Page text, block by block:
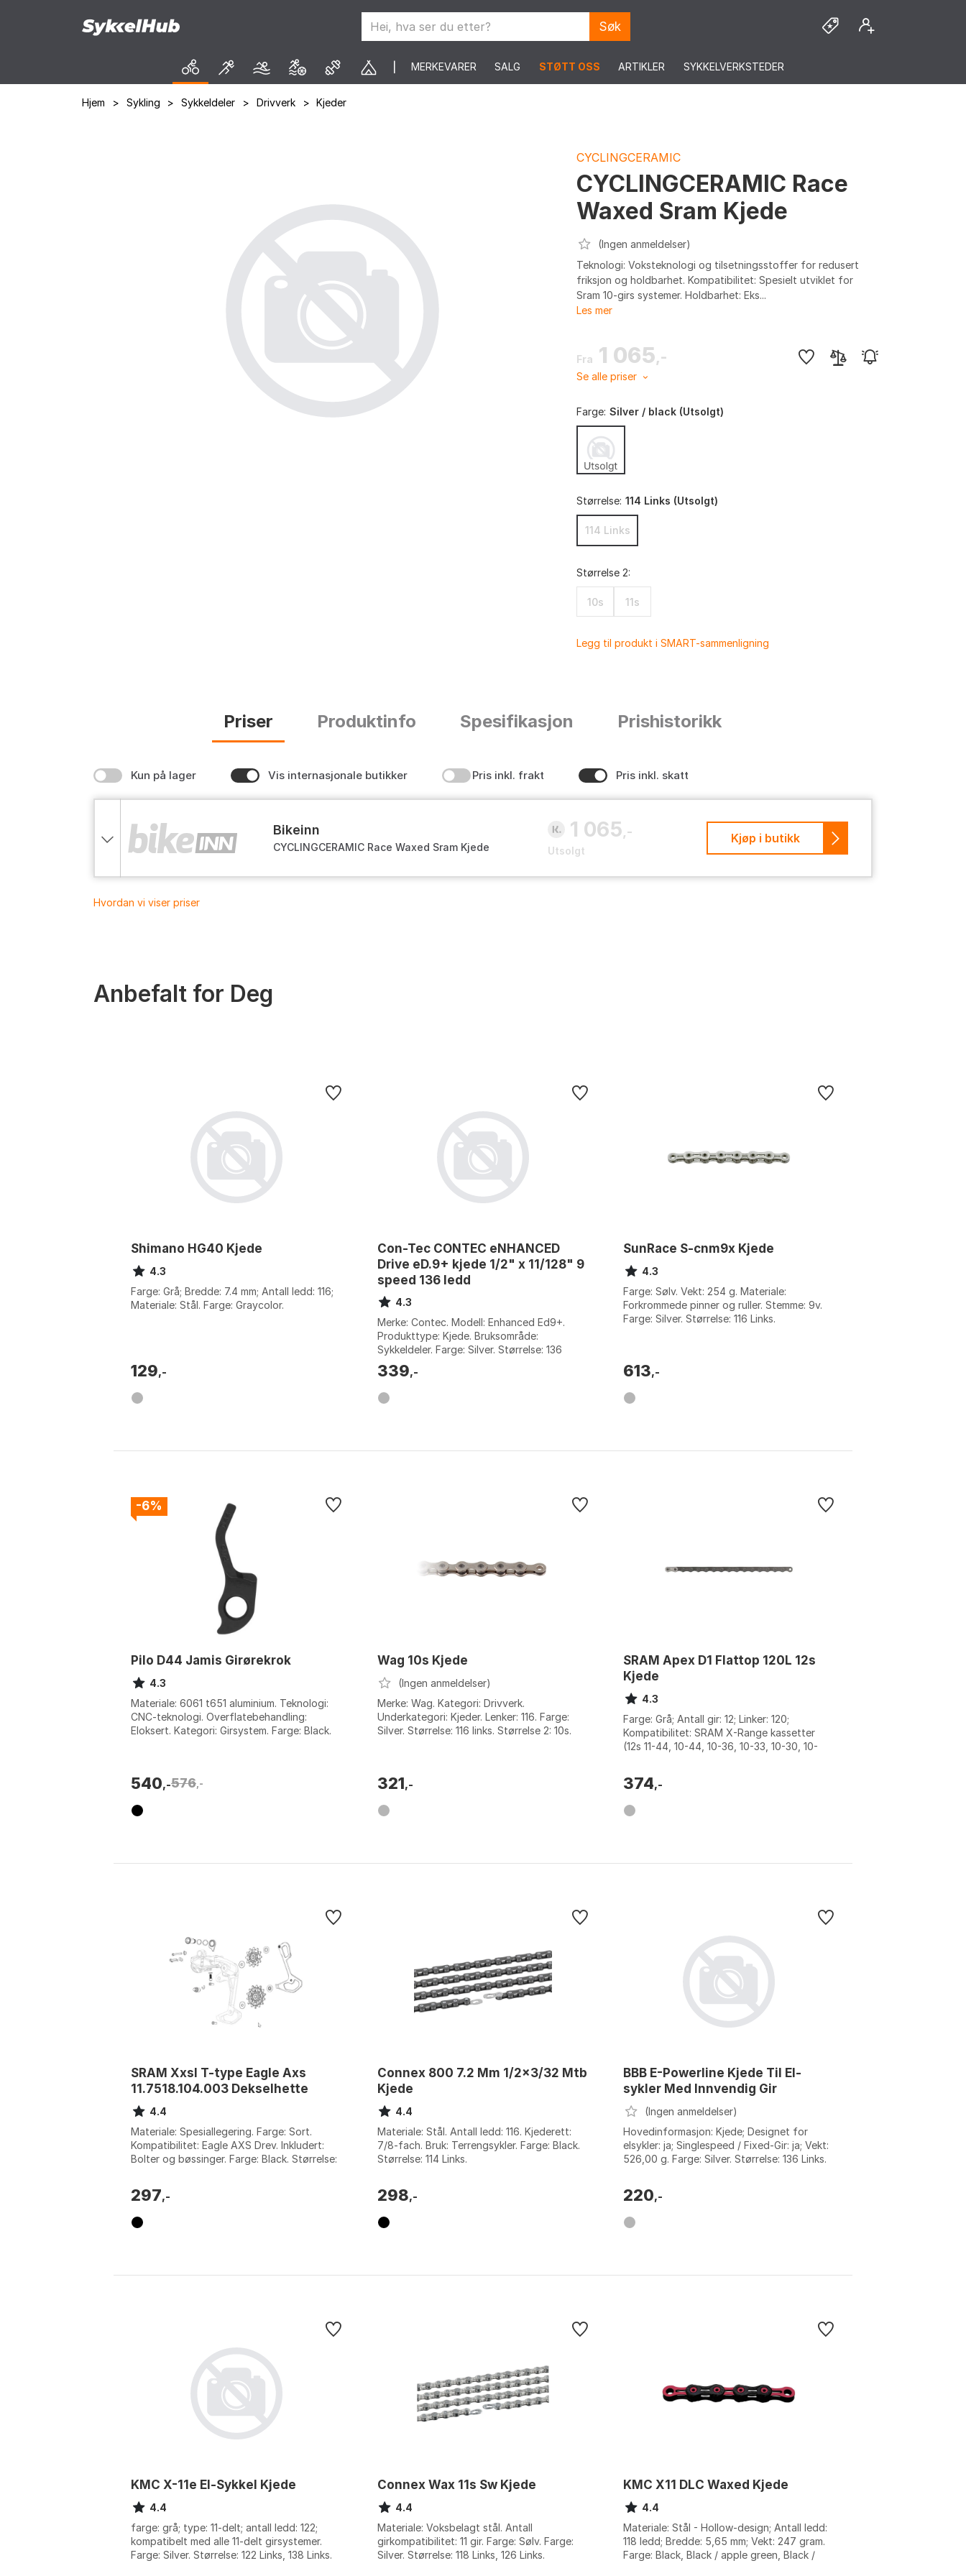
Søk
MERKEVARER SALG STØTT OSS ARTIKLER SYKKELVERKSTEDER
Hjem > Sykling > Sykkeldeler > Drivverk > Kjeder
CYCLINGCERAMIC
CYCLINGCERAMIC Race
Waxed Sram Kjede
(Ingen anmeldelser)
Teknologi: Voksteknologi og tilsetningsstoffer for redusert
friksjon og holdbarhet. Kompatibilitet: Spesielt utviklet for
Sram 10-girs systemer. Holdbarhet: Eks...
Les mer
Fra 1 065,-
Se alle priser
Farge: Silver / black (Utsolgt)
Størrelse: 114 Links (Utsolgt)
114 Links
Størrelse 2:
10s 11s
Legg til produkt i SMART-sammenligning
Priser Produktinfo Spesifikasjon Prishistorikk
Kun på lager Vis internasjonale butikker Pris inkl. frakt Pris inkl. skatt
bikeinn
CYCLINGCERAMIC Race Waxed Sram Kjede
1 065 ,-
Utsolgt
Kjøp i butikk
Hvordan vi viser priser
Anbefalt for Deg
Shimano HG40 Kjede
4.3
Farge: Grå; Bredde: 7.4 mm; Antall ledd: 116;
Materiale: Stål. Farge: Graycolor.
129,-
Con-Tec CONTEC eNHANCED
Drive eD.9+ kjede 1/2" x 11/128" 9
speed 136 ledd
4.3
Merke: Contec. Modell: Enhanced Ed9+.
Produkttype: Kjede. Bruksområde:
Sykkeldeler. Farge: Silver. Størrelse: 136
Links. Størrelse 2: 9s.
339,-
SunRace S-cnm9x Kjede
4.3
Farge: Sølv. Vekt: 254 g. Materiale:
Forkrommede pinner og ruller. Stemme: 9v.
Farge: Silver. Størrelse: 116 Links.
613,-
-6%
Pilo D44 Jamis Girørekrok
4.3
Materiale: 6061 t651 aluminium. Teknologi:
CNC-teknologi. Overflatebehandling:
Eloksert. Kategori: Girsystem. Farge: Black.
540,-576 ,-
Wag 10s Kjede
(Ingen anmeldelser)
Merke: Wag. Kategori: Drivverk.
Underkategori: Kjeder. Lenker: 116. Farge:
Silver. Størrelse: 116 links. Størrelse 2: 10s.
321,-
SRAM Apex D1 Flattop 120L 12s
Kjede
4.3
Farge: Grå; Antall gir: 12; Linker: 120;
Kompatibilitet: SRAM X-Range kassetter
(12s 11-44, 10-44, 10-36, 10-33, 10-30, 10-
374,-
SRAM Xxsl T-type Eagle Axs
11.7518.104.003 Dekselhette
4.4
Materiale: Spesiallegering. Farge: Sort.
Kompatibilitet: Eagle AXS Drev. Inkludert:
Bolter og bøssinger. Farge: Black. Størrelse:
297,-
Connex 800 7.2 Mm 1/2x3/32 Mtb
Kjede
4.4
Materiale: Stål. Antall ledd: 116. Kjederett:
7/8-fach. Bruk: Terrengsykler. Farge: Black.
Størrelse: 114 Links.
298,-
BBB E-Powerline Kjede Til El-
sykler Med Innvendig Gir
(Ingen anmeldelser)
Hovedinformasjon: Kjede; Designet for
elsykler: ja; Singlespeed / Fixed-Gir: ja; Vekt:
526,00 g. Farge: Silver. Størrelse: 136 Links.
220,-
KMC X-11e El-Sykkel Kjede
4.4
farge: grå; type: 11-delt; antall ledd: 122;
kompatibelt med alle 11-delt girsystemer.
Farge: Silver. Størrelse: 122 Links, 138 Links.
Connex Wax 11s Sw Kjede
4.4
Materiale: Voksbelagt stål. Antall
girkompatibilitet: 11 gir. Farge: Sølv. Farge:
Silver. Størrelse: 118 Links, 126 Links.
KMC X11 DLC Waxed Kjede
4.4
Materiale: Stål - Hollow-design; Antall ledd:
118 ledd; Bredde: 5,65 mm; Vekt: 247 gram.
Farge: Black, Black / apple green, Black /